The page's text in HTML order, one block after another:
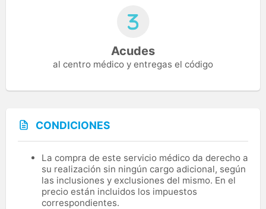
Acudes
al centro médico y entregas el código
CONDICIONES
La compra de este servicio médico da derecho a
su realización sin ningún cargo adicional, según
las inclusiones y exclusiones del mismo. En el
precio están incluidos los impuestos
correspondientes.